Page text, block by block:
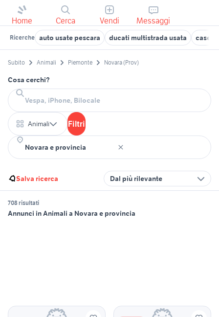
Home Cerca Vendi Messaggi
Ricerche auto usate pescara ducati multistrada usata case
Subito Animali Piemonte Novara (Prov)
Cosa cerchi?
Animali Filtri
Salva ricerca Dal più rilevante
708 risultati
Annunci in Animali a Novara e provincia